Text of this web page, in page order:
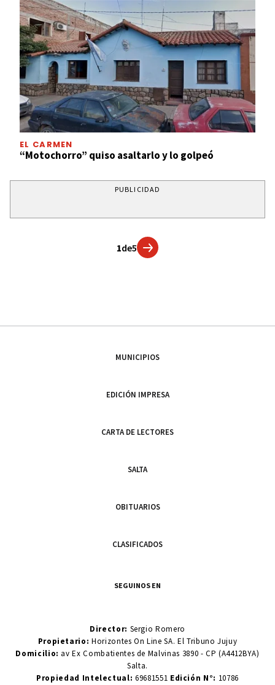
EL CARMEN
“Motochorro” quiso asaltarlo y lo golpeó
PUBLICIDAD
1de5
MUNICIPIOS
EDICIÓN IMPRESA
CARTA DE LECTORES
SALTA
OBITUARIOS
CLASIFICADOS
SEGUINOS EN
Director: Sergio Romero
Propietario:Horizontes On Line SA. El Tribuno Jujuy
Domicilio: av Ex Combatientes de Malvinas 3890 - CP (A4412BYA)
Salta.
Propiedad Intelectual: 69681551 Edición N°: 10786